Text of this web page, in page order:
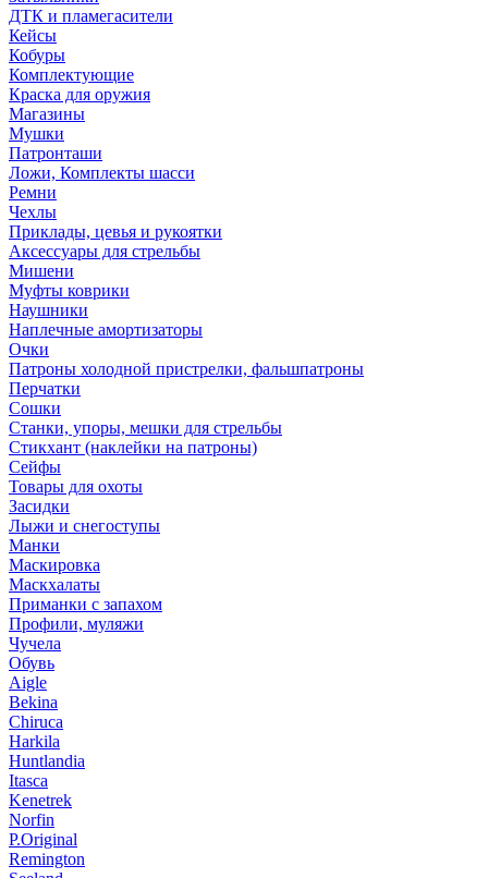
ДТК и пламегасители
Кейсы
Кобуры
Комплектующие
Краска для оружия
Магазины
Мушки
Патронташи
Ложи, Комплекты шасси
Ремни
Чехлы
Приклады, цевья и рукоятки
Аксессуары для стрельбы
Мишени
Муфты коврики
Наушники
Наплечные амортизаторы
Очки
Патроны холодной пристрелки, фальшпатроны
Перчатки
Сошки
Станки, упоры, мешки для стрельбы
Стикхант (наклейки на патроны)
Сейфы
Товары для охоты
Засидки
Лыжи и снегоступы
Манки
Маскировка
Маскхалаты
Приманки с запахом
Профили, муляжи
Чучела
Обувь
Aigle
Bekina
Chiruсa
Harkila
Huntlandia
Itasca
Kenetrek
Norfin
P.Original
Remington